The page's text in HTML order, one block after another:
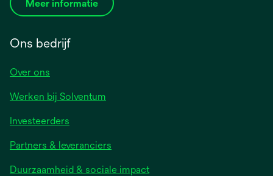
Meer informatie
Ons bedrijf
Over ons
Werken bij Solventum
Investeerders
Partners & leveranciers
Duurzaamheid & sociale impact